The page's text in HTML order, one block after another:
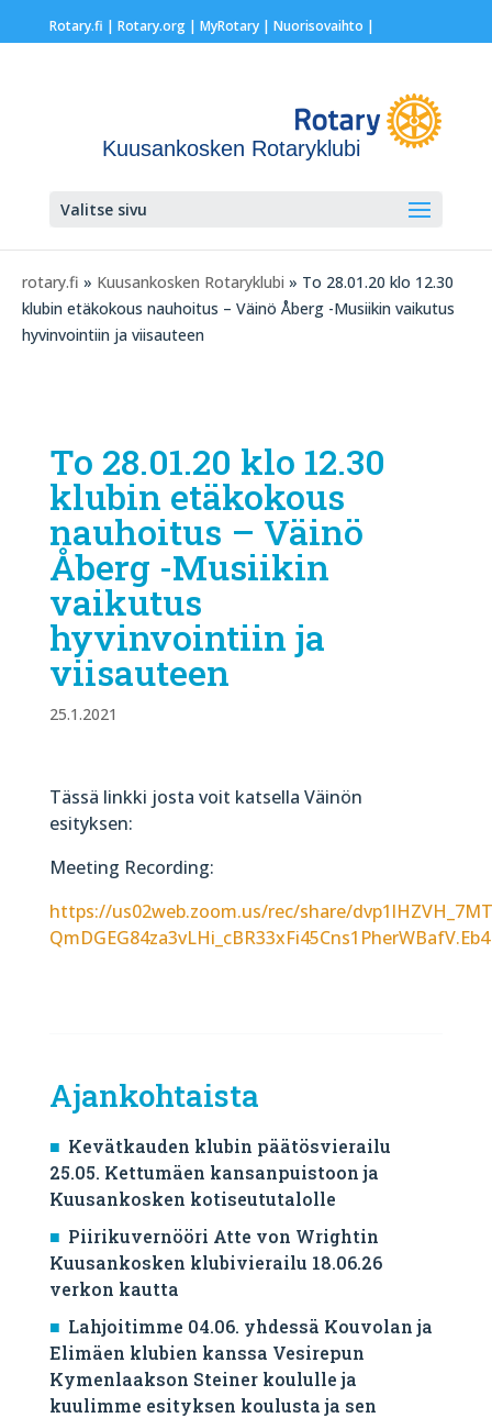
Rotary.fi | Rotary.org| MyRotary | Nuorisovaihto |
Kuusankosken Rotaryklubi
Valitse sivu
rotary.fi » Kuusankosken Rotaryklubi » To 28.01.20 klo 12.30
klubin etäkokous nauhoitus – Väinö Åberg -Musiikin vaikutus
hyvinvointiin ja viisauteen
To 28.01.20 klo 12.30
klubin etäkokous
nauhoitus – Väinö
Åberg -Musiikin
vaikutus
hyvinvointiin ja
viisauteen
25.1.2021
Tässä linkki josta voit katsella Väinön
esityksen:
Meeting Recording:
https://us02web.zoom.us/rec/share/
Ajankohtaista
Kevätkauden klubin päätösvierailu
25.05. Kettumäen kansanpuistoon ja
Kuusankosken kotiseututalolle
Piirikuvernööri Atte von Wrightin
Kuusankosken klubivierailu 18.06.26
verkon kautta
Lahjoitimme 04.06. yhdessä Kouvolan ja
Elimäen klubien kanssa Vesirepun
Kymenlaakson Steiner koululle ja
kuulimme esityksen koulusta ja sen